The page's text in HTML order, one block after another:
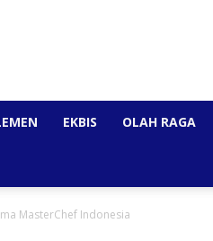
EKBIS OLAH RAGA
MasterChef Indonesia